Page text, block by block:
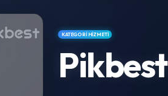
KATEGORI HIZMETI
Pikbest